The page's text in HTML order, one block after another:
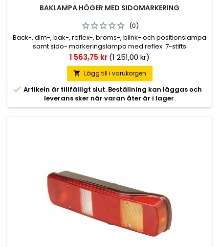
BAKLAMPA HÖGER MED SIDOMARKERING
(0)
Back-, dim-, bak-, reflex-, broms-, blink- och positionslampa
samt sido- markeringslampa med reflex. 7-stifts
sidomarkerad DIN-kontakt som kabel- anslutning. Finns i
höger- och vänsterutförande samt vänsterutförande med
skyltbelysning. M8 fästbultar.
Pris
1 563,75 kr(1 251,00 kr)
 Lägg till i varukorgen
 Artikeln är tillfälligt slut. Beställning kan läggas och
leverans sker när varan åter är i lager.